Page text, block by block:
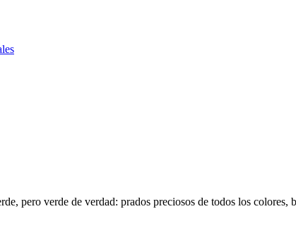
pero verde de verdad: prados preciosos de todos los colores,